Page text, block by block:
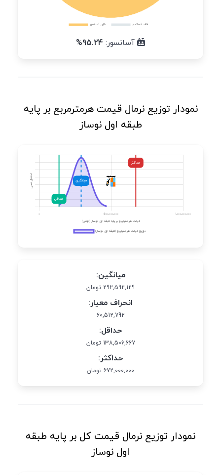
آسانسور: 95.24%
نمودار توزیع نرمال قیمت هرمترمربع بر پایه
طبقه اول نوساز
میانگین:
292,592,129 تومان
انحراف معیار:
60,512,792
حداقل:
138,506,667 تومان
حداکثر:
672,000,000 تومان
نمودار توزیع نرمال قیمت کل بر پایه طبقه
اول نوساز